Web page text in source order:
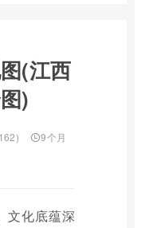
(江西
)
9个月
文化底蕴深